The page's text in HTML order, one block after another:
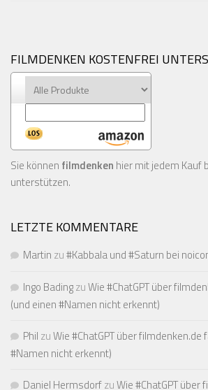
FILMDENKEN KOSTENFREI
Sie können filmdenken hier mit jedem Kauf
unterstützen.
LETZTE KOMMENTARE
Martin zu#Kabbala und #Saturn bei
Ingo BadingzuWie #ChatGPT über
(und einen #Namen nicht erkennt)
Phil zuWie #ChatGPT über
#Namen nicht erkennt)
Daniel HermsdorfzuWie #ChatGPT über